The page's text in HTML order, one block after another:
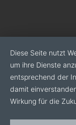
Diese Seite nutzt
um ihre Dienste
entsprechend der
damit
Wirkung für die